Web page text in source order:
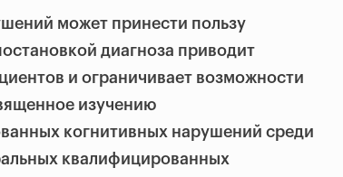
может принести пользу
диагноза приводит
и ограничивает возможности
изучению
когнитивных нарушений среди
квалифицированных